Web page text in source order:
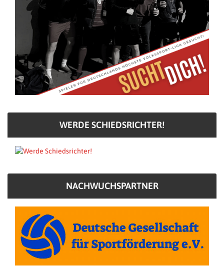
WERDE SCHIEDSRICHTER!
NACHWUCHSPARTNER